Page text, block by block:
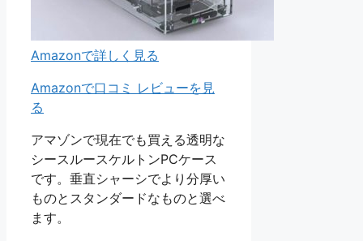
Amazonで詳しく見る
Amazonで口コミ レビューを見
る
アマゾンで現在でも買える透明な
シースルースケルトンPCケース
です。垂直シャーシでより分厚い
ものとスタンダードなものと選べ
ます。